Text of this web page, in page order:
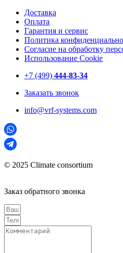
Доставка
Оплата
Гарантия и сервис
Политика
Согласие на обработку
Использование Cookie
+7 (499) 444-83-34
Заказать звонок
info@vrf-systems.com
© 2025 Climate consortium
Заказ обратного звонка